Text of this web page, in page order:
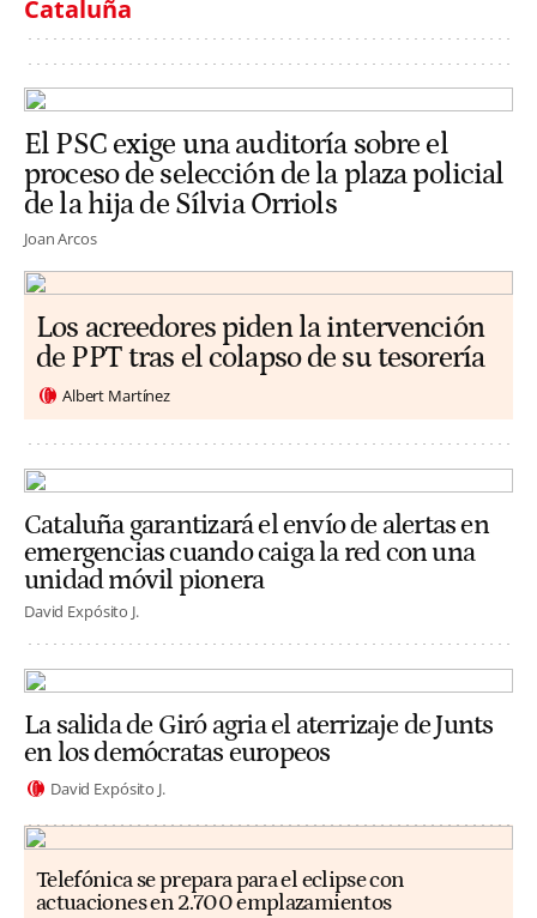
Cataluña
El PSC exige una auditoría sobre el
proceso de selección de la plaza policial
de la hija de Sílvia Orriols
Joan Arcos
Los acreedores piden la intervención
de PPT tras el colapso de su tesorería
Albert Martínez
Cataluña garantizará el envío de alertas en
emergencias cuando caiga la red con una
unidad móvil pionera
David Expósito J.
La salida de Giró agria el aterrizaje de Junts
en los demócratas europeos
David Expósito J.
Telefónica se prepara para el eclipse con
actuaciones en 2.700 emplazamientos